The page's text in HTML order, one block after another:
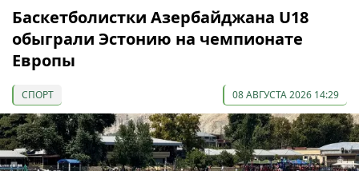
Баскетболистки Азербайджана U18
обыграли Эстонию на чемпионате
Европы
СПОРТ 08 АВГУСТА 2026 14:29